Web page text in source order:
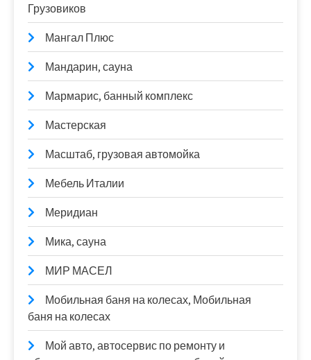
Грузовиков
Мангал Плюс
Мандарин, сауна
Мармарис, банный комплекс
Мастерская
Масштаб, грузовая автомойка
Мебель Италии
Меридиан
Мика, сауна
МИР МАСЕЛ
Мобильная баня на колесах, Мобильная
баня на колесах
Мой авто, автосервис по ремонту и